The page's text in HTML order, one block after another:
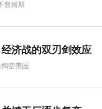
詹姆斯
济战的双刃剑效应
空美国